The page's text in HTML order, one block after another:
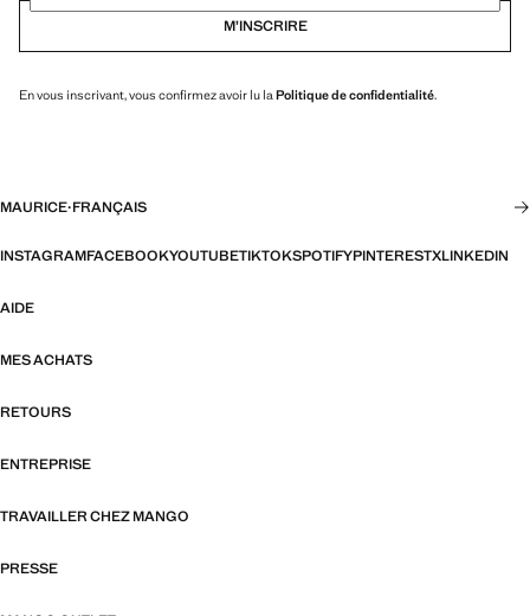
M’INSCRIRE
En vous inscrivant, vous confirmez avoir lu laPolitique de confidentialité.
MAURICE·FRANÇAIS
INSTAGRAMFACEBOOKYOUTUBETIKTOKSPOTIFYPINTERESTXLINKEDIN
AIDE
MES ACHATS
RETOURS
ENTREPRISE
TRAVAILLER CHEZ MANGO
PRESSE